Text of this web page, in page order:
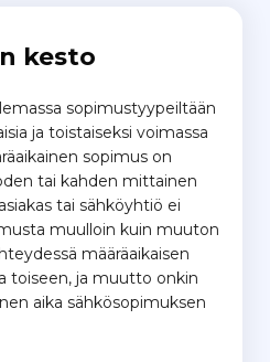
kesto
sopimustyypeiltään
ja toistaiseksi voimassa
sopimus on
tai kahden mittainen
tai sähköyhtiö ei
muulloin kuin muuton
määräaikaisen
toiseen, ja muutto onkin
aika sähkösopimuksen